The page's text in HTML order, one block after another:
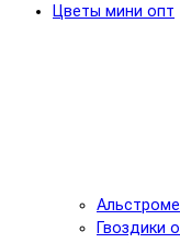
Цветы мини опт
Гвоздики